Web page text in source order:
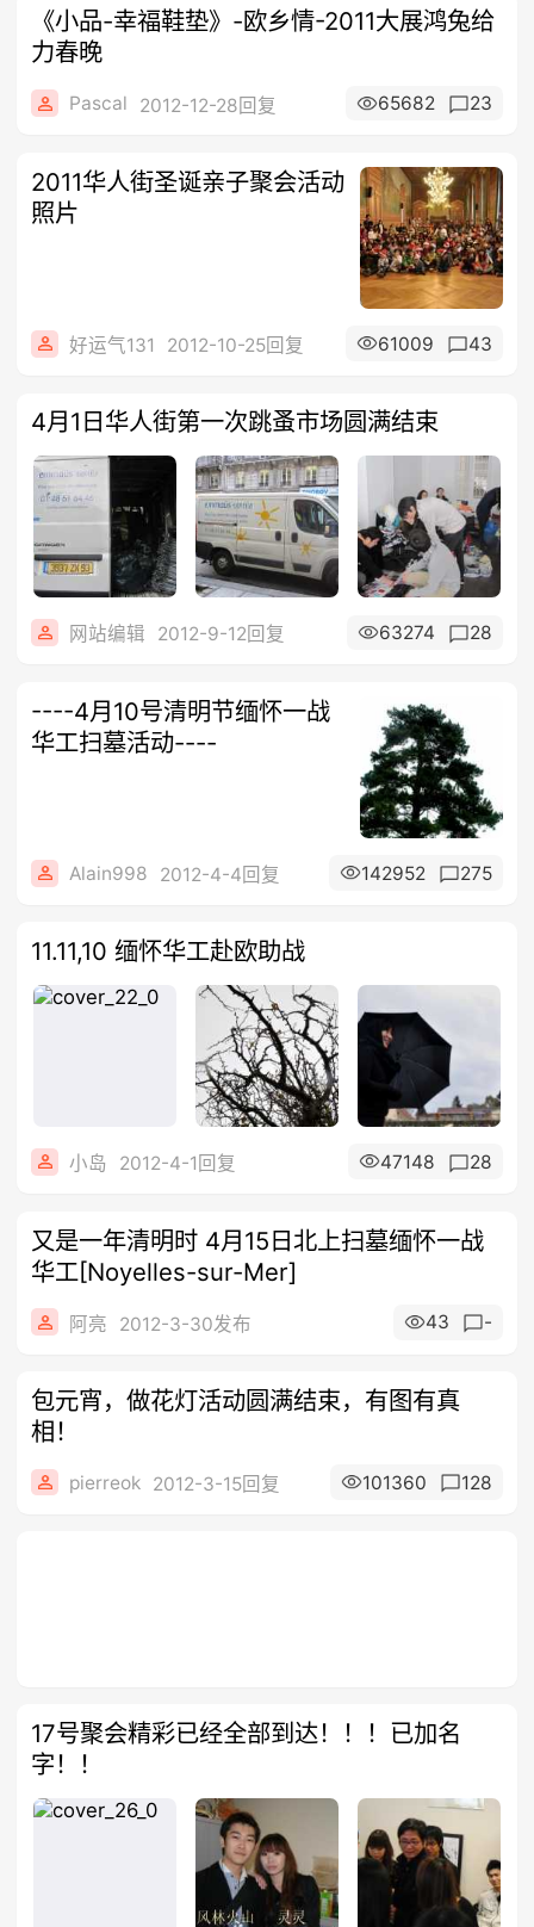
《小品-幸福鞋垫》-欧乡情-2011大展鸿兔给
力春晚
Pascal 2012-12-28回复 65682 23
2011华人街圣诞亲子聚会活动
照片
好运气131 2012-10-25回复 61009 43
4月1日华人街第一次跳蚤市场圆满结束
网站编辑 2012-9-12回复 63274 28
----4月10号清明节缅怀一战
华工扫墓活动----
Alain998 2012-4-4回复 142952 275
11.11,10 缅怀华工赴欧助战
小岛 2012-4-1回复 47148 28
又是一年清明时 4月15日北上扫墓缅怀一战
华工[Noyelles-sur-Mer]
阿亮 2012-3-30发布 43 -
包元宵，做花灯活动圆满结束，有图有真
相！
pierreok 2012-3-15回复 101360 128
17号聚会精彩已经全部到达！！！已加名
字！！